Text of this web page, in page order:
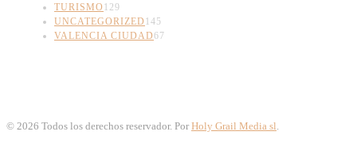
TURISMO 129
UNCATEGORIZED 145
VALENCIA CIUDAD67
© 2026 Todos los derechos reservador. Por Holy Grail Media sl.